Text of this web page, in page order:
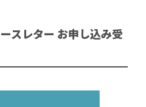
スレター お申し込み受